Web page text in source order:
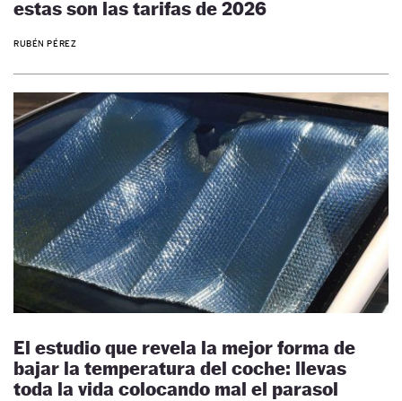
estas son las tarifas de 2026
RUBÉN PÉREZ
El estudio que revela la mejor forma de
bajar la temperatura del coche: llevas
toda la vida colocando mal el parasol